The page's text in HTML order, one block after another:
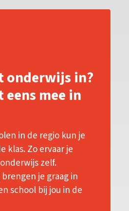
onderwijs in?
mee in
in de regio kun je
klas. Zo ervaar je
zelf.
je graag in
school bij jou in de